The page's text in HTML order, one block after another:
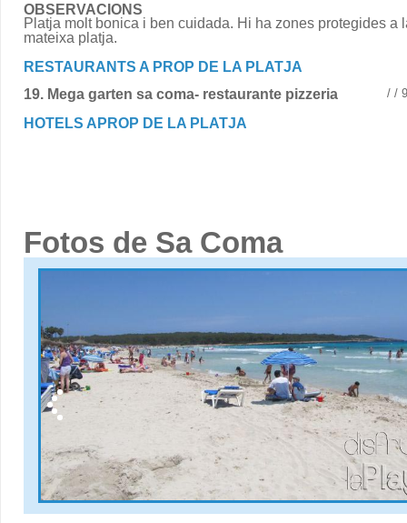
OBSERVACIONS
Platja molt bonica i ben cuidada. Hi ha zones protegides a
mateixa platja.
RESTAURANTS A PROP DE LA PLATJA
19. Mega garten sa coma- restaurante pizzeria / /
HOTELS APROP DE LA PLATJA
Fotos de Sa Coma